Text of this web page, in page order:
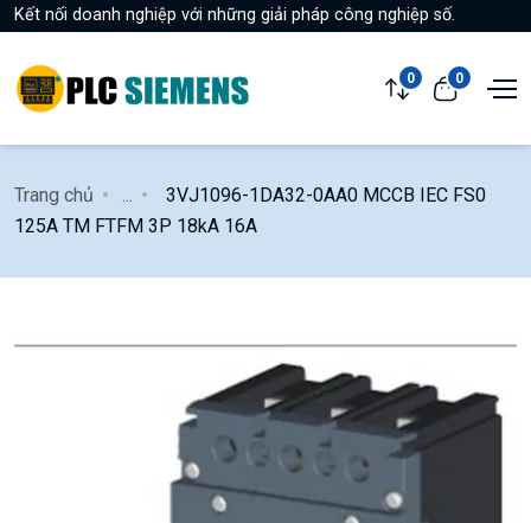
Kết nối doanh nghiệp với những giải pháp công nghiệp số.
0 0
Trang chủ
3VJ1096-1DA32-0AA0 MCCB IEC FS0
125A TM FTFM 3P 18kA 16A